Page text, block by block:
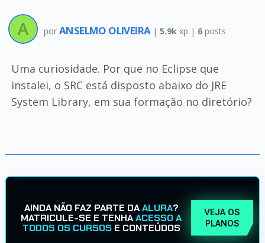
por ANSELMO OLIVEIRA | 5.9k xp | 6posts
Uma curiosidade. Por que no Eclipse que
instalei, o SRC está disposto abaixo do JRE
System Library, em sua formação no diretório?
AINDA NÃO FAZ PARTE DAALURA?
MATRICULE-SE E TENHAACESSO A
TODOS OS CURSOS E CONTEÚDOS
VEJA OS
PLANOS